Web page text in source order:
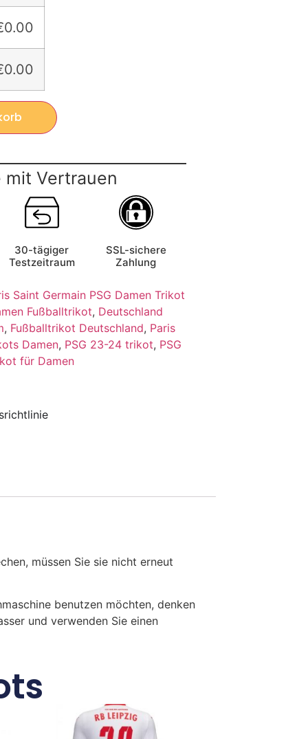
mit Vertrauen
30-tägiger
Testzeitraum
SSL-sichere
Zahlung
Saint Germain PSG Damen Trikot
Fußballtrikot, Deutschland
, Fußballtrikot Deutschland, Paris
Damen, PSG 23-24 trikot, PSG
für Damen
müssen Sie sie nicht erneut
benutzen möchten, denken
und verwenden Sie einen